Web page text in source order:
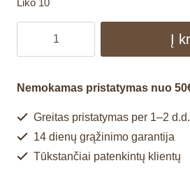
Liko 10
Į
Nemokamas pristatymas nuo
Greitas pristatymas per 1–2 d.d.
14 dienų grąžinimo garantija
Tūkstančiai patenkintų klientų